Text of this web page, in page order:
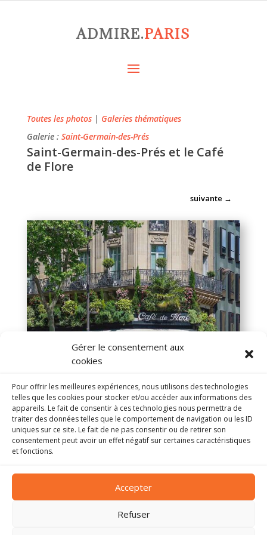
Gérer le consentement aux
cookies
Pour offrir les meilleures expériences, nous utilisons des technologies
telles que les cookies pour stocker et/ou accéder aux informations des
appareils. Le fait de consentir à ces technologies nous permettra de
traiter des données telles que le comportement de navigation ou les ID
uniques sur ce site. Le fait de ne pas consentir ou de retirer son
consentement peut avoir un effet négatif sur certaines caractéristiques
et fonctions.
Accepter
Refuser
ADMIRE.PARIS
Toutes les photos| Galeries thématiques
Galerie : Saint-Germain-des-Prés
Saint-Germain-des-Prés et le Café
de Flore
suivante →
Photo de Celette surWikipedia
ADMIRE.PARIS